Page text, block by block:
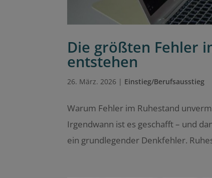
Die größten Fehler
entstehen
26. März. 2026 | Einstieg/Berufsausstieg
Warum Fehler im Ruhestand
Irgendwann ist es geschafft – und
ein grundlegender Denkfehler.